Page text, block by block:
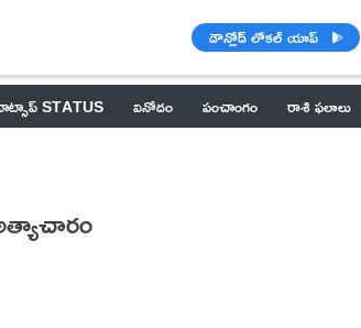
డౌన్లోడ్ లోకల్ యాప్
STATUS వినోదం పంచాంగం రాశి ఫలాలు